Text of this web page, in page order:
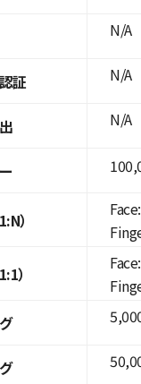
証
）
）
N/A
N/A
N/A